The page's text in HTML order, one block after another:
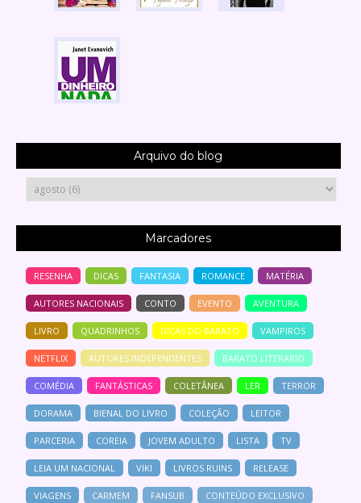
Arquivo do blog
Marcadores
RESENHA DICAS FANTASIA ROMANCE MATÉRIA
AUTORES NACIONAIS CONTO EVENTO AVENTURA
LIVRO QUADRINHOS DICAS DO BARATO VAMPIROS
NETFLIX AUTORES INDEPENDENTES BARATO LITERARIO
COMÉDIA FANTÁSTICAS COLETÂNEA LER TERROR
DORAMA BIENAL DO LIVRO COLEÇÃO LEITOR
PARCERIA COREIA JOVEM ADULTO LISTA TV
LEIA UM NACIONAL VIKI LIVROS RUINS RELEASE
VIAGENS CARMEM FANSUB CONTEÚDO EXCLUSIVO